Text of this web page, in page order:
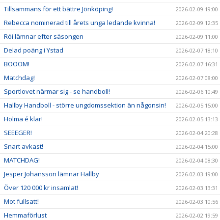
Tillsammans för ett bättre Jönköping! 2026-02-09 19:00
Rebecca nominerad till årets unga ledande kvinna! 2026-02-09 12:35
Rói lämnar efter säsongen 2026-02-09 11:00
Delad poäng i Ystad 2026-02-07 18:10
BOOOM! 2026-02-07 16:31
Matchdag! 2026-02-07 08:00
Sportlovet närmar sig - se handboll! 2026-02-06 10:49
Hallby Handboll - större ungdomssektion än någonsin! 2026-02-05 15:00
Holma é klar! 2026-02-05 13:13
SEEEGER! 2026-02-04 20:28
Snart avkast! 2026-02-04 15:00
MATCHDAG! 2026-02-04 08:30
Jesper Johansson lämnar Hallby 2026-02-03 19:00
Över 120 000 kr insamlat! 2026-02-03 13:31
Mot fullsatt! 2026-02-03 10:56
Hemmaförlust 2026-02-02 19:59